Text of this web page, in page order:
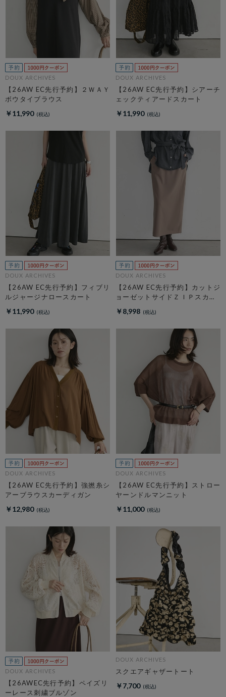
DOUX ARCHIVES
【26AW EC先行予約】２ＷＡＹ
ボウタイブラウス
￥11,990
DOUX ARCHIVES
【26AW EC先行予約】シアーチ
ェックティアードスカート
￥11,990
DOUX ARCHIVES
【26AW EC先行予約】フィブリ
ルジャージナロースカート
￥11,990
DOUX ARCHIVES
【26AW EC先行予約】カットジ
ョーゼットサイドＺＩＰスカー
￥8,998
DOUX ARCHIVES
【26AW EC先行予約】強撚糸シ
アーブラウスカーディガン
￥12,980
DOUX ARCHIVES
【26AW EC先行予約】ストロー
ヤーンドルマンニット
￥11,000
DOUX ARCHIVES
【26AWEC先行予約】ペイズリ
ーレース刺繍ブルゾン
DOUX ARCHIVES
スクエアギャザートート
￥7,700